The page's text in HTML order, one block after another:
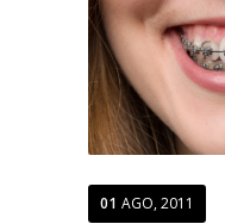
01 AGO, 2011